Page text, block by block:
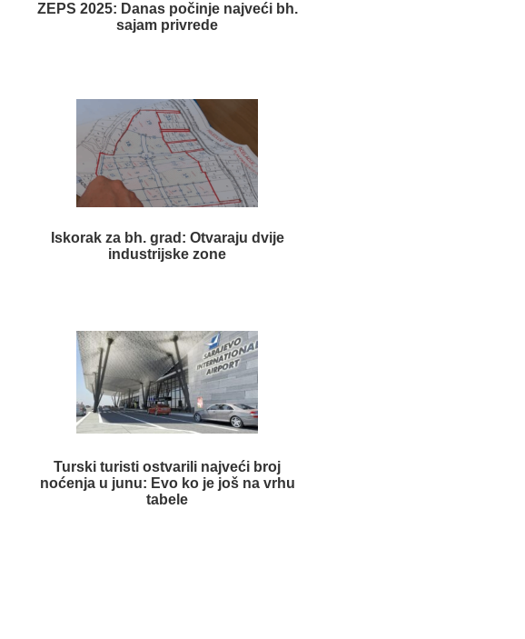
ZEPS 2025: Danas počinje najveći bh.
sajam privrede
Iskorak za bh. grad: Otvaraju dvije
industrijske zone
Turski turisti ostvarili najveći broj
noćenja u junu: Evo ko je još na vrhu
tabele